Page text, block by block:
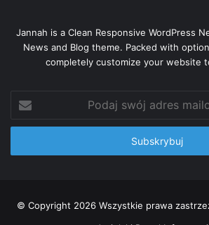
Jannah is a Clean Responsive WordPress
News and Blog theme. Packed with
completely customize your website
Podaj
swój
adres
© Copyright 2026 Wszystkie prawa